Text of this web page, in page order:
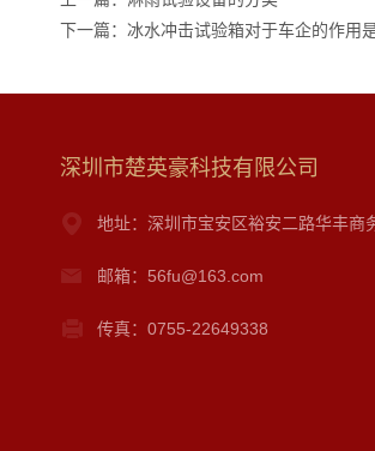
下一篇： 冰水冲击试验箱对于车企的作用
深圳市楚英豪科技有限公司
地址：深圳市宝安区裕安二路华丰商
邮箱：56fu@163.com
传真：0755-22649338